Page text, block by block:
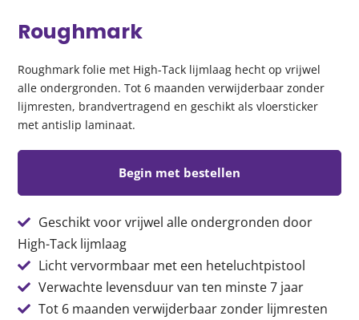
Roughmark
Roughmark folie met High-Tack lijmlaag hecht op vrijwel
alle ondergronden. Tot 6 maanden verwijderbaar zonder
lijmresten, brandvertragend en geschikt als vloersticker
met antislip laminaat.
Begin met bestellen
Geschikt voor vrijwel alle ondergronden door
High-Tack lijmlaag
Licht vervormbaar met een heteluchtpistool
Verwachte levensduur van ten minste 7 jaar
Tot 6 maanden verwijderbaar zonder lijmresten